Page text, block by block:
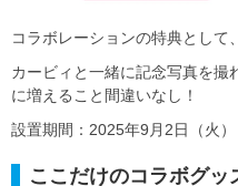
コラボレーションの特典として
カービィと一緒に記念写真を撮
に増えること間違いなし！
設置期間：2025年9月2日（火）
ここだけのコラボグッ